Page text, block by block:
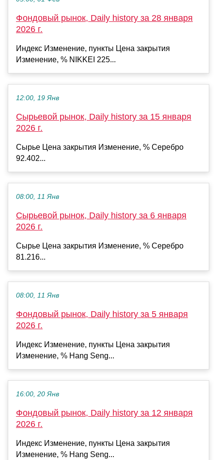
Фондовый рынок, Daily history за 28 января
2026 г.
Индекс Изменение, пункты Цена закрытия
Изменение, % NIKKEI 225...
12:00, 19 Янв
Сырьевой рынок, Daily history за 15 января
2026 г.
Сырье Цена закрытия Изменение, % Серебро
92.402...
08:00, 11 Янв
Сырьевой рынок, Daily history за 6 января
2026 г.
Сырье Цена закрытия Изменение, % Серебро
81.216...
08:00, 11 Янв
Фондовый рынок, Daily history за 5 января
2026 г.
Индекс Изменение, пункты Цена закрытия
Изменение, % Hang Seng...
16:00, 20 Янв
Фондовый рынок, Daily history за 12 января
2026 г.
Индекс Изменение, пункты Цена закрытия
Изменение, % Hang Seng...